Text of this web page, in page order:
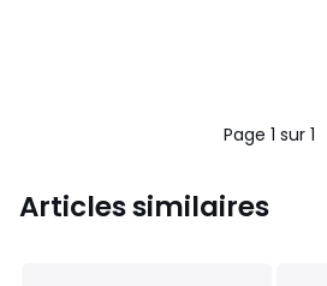
Page 1 sur 1
Articles similaires